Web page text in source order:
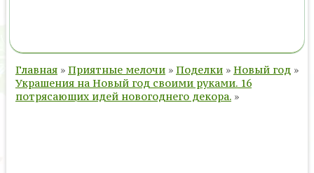
Главная » Приятные мелочи » Поделки » Новый год »
Украшения на Новый год своими руками. 16
потрясающих идей новогоднего декора. »